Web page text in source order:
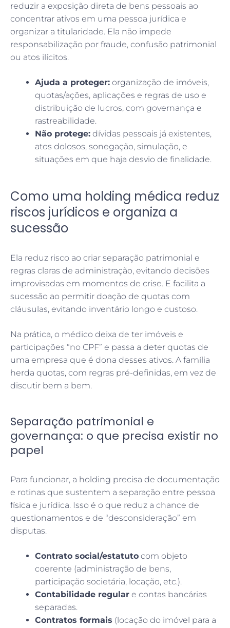
reduzir a exposição direta de bens pessoais ao
concentrar ativos em uma pessoa jurídica e
organizar a titularidade. Ela não impede
responsabilização por fraude, confusão patrimonial
ou atos ilícitos.
Ajuda a proteger: organização de imóveis,
quotas/ações, aplicações e regras de uso e
distribuição de lucros, com governança e
rastreabilidade.
Não protege: dívidas pessoais já existentes,
atos dolosos, sonegação, simulação, e
situações em que haja desvio de finalidade.
Como uma holding médica reduz
riscos jurídicos e organiza a
sucessão
Ela reduz risco ao criar separação patrimonial e
regras claras de administração, evitando decisões
improvisadas em momentos de crise. E facilita a
sucessão ao permitir doação de quotas com
cláusulas, evitando inventário longo e custoso.
Na prática, o médico deixa de ter imóveis e
participações “no CPF” e passa a deter quotas de
uma empresa que é dona desses ativos. A família
herda quotas, com regras pré-definidas, em vez de
discutir bem a bem.
Separação patrimonial e
governança: o que precisa existir no
papel
Para funcionar, a holding precisa de documentação
e rotinas que sustentem a separação entre pessoa
física e jurídica. Isso é o que reduz a chance de
questionamentos e de “desconsideração” em
disputas.
Contrato social/estatuto com objeto
coerente (administração de bens,
participação societária, locação, etc.).
Contabilidade regular e contas bancárias
separadas.
Contratos formais (locação do imóvel para a